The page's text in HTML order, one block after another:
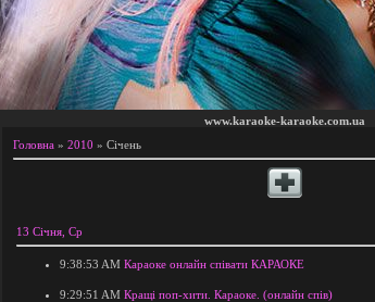
www.karaoke-karaoke.com.ua
Головна » 2010 » Січень
13 Січня, Ср
9:38:53 AM Караоке онлайн співати КАРАОКЕ
9:29:51 AM Кращі поп-хити. Караоке. (онлайн спів)